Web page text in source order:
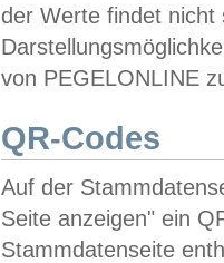
der Werte findet
von PEGELONLINE
QR-Codes
Auf der
Seite anzeigen" ein
Stammdatenseite